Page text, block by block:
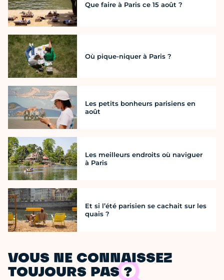
Que faire à Paris ce 15 août ?
Où pique-niquer à Paris ?
Les petits bonheurs parisiens en
août
Les meilleurs endroits où naviguer
à Paris
Et si l’été parisien se cachait sur les
quais ?
VOUS NE CONNAISSEZ
TOUJOURS PAS ?